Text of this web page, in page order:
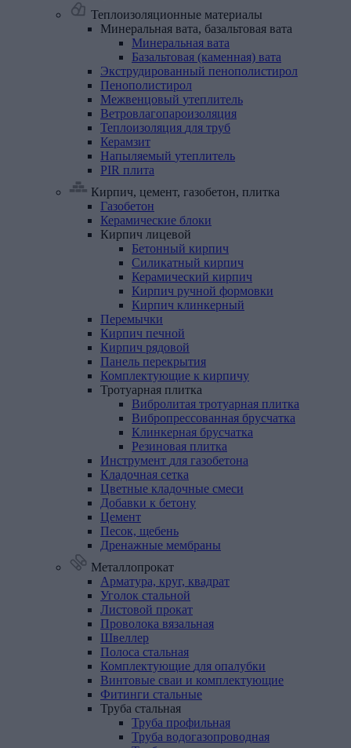
Теплоизоляционные материалы
Минеральная вата, базальтовая вата
Минеральная вата
Базальтовая (каменная) вата
Экструдированный пенополистирол
Пенополистирол
Межвенцовый утеплитель
Ветровлагопароизоляция
Теплоизоляция для труб
Керамзит
Напыляемый утеплитель
PIR плита
Кирпич, цемент, газобетон, плитка
Газобетон
Керамические блоки
Кирпич лицевой
Бетонный кирпич
Силикатный кирпич
Керамический кирпич
Кирпич ручной формовки
Кирпич клинкерный
Перемычки
Кирпич печной
Кирпич рядовой
Панель перекрытия
Комплектующие к кирпичу
Тротуарная плитка
Вибролитая тротуарная плитка
Вибропрессованная брусчатка
Клинкерная брусчатка
Резиновая плитка
Инструмент для газобетона
Кладочная сетка
Цветные кладочные смеси
Добавки к бетону
Цемент
Песок, щебень
Дренажные мембраны
Металлопрокат
Арматура, круг, квадрат
Уголок стальной
Листовой прокат
Проволока вязальная
Швеллер
Полоса стальная
Комплектующие для опалубки
Винтовые сваи и комплектующие
Фитинги стальные
Труба стальная
Труба профильная
Труба водогазопроводная